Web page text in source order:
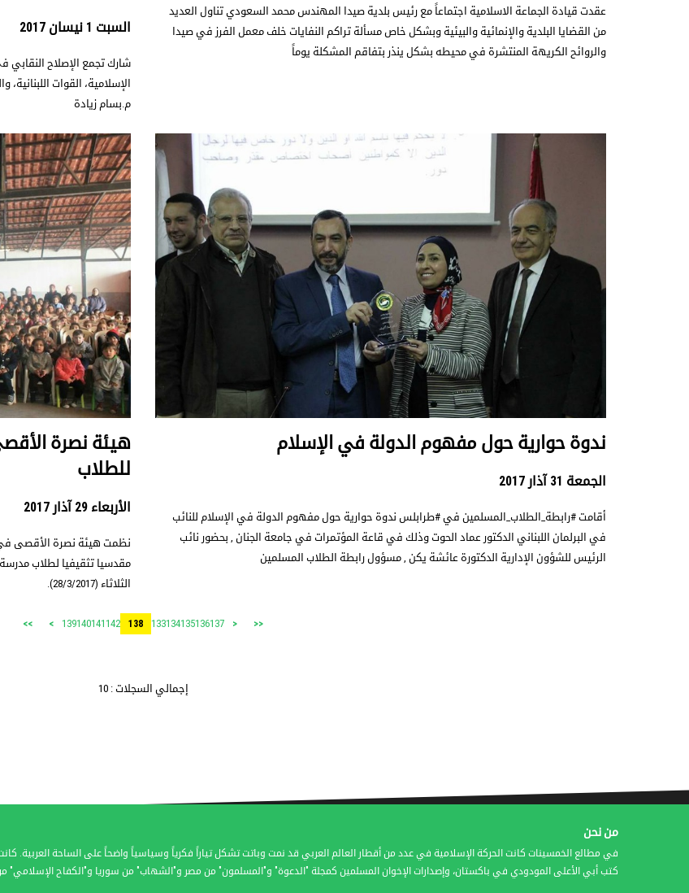
عقدت قيادة الجماعة الاسلامية اجتماعاً مع رئيس بلدية صيدا المهندس محمد السعودي تناول العديد
من القضايا البلدية والإنمائية والبيئية وبشكل خاص مسألة تراكم النفايات خلف معمل الفرز في صيدا
والروائح الكريهة المنتشرة في محيطه بشكل ينذر بتفاقم المشكلة يوماً
السبت 1 نيسان 2017
شارك تجمع الإصلاح النقابي
الإسلامية، القوات
م.بسام زيادة
ندوة حوارية حول مفهوم الدولة في الإسلام
الجمعة 31 آذار 2017
أقامت #رابطة_الطلاب_المسلمين في #طرابلس ندوة حوارية حول مفهوم الدولة في الإسلام للنائب
في البرلمان اللبناني الدكتور عماد الحوت وذلك في قاعة المؤتمرات في جامعة الجنان , بحضور نائب
الرئيس للشؤون الإدارية الدكتورة عائشة يكن , مسؤول رابطة الطلاب المسلمين
هيئة نصرة
للطلاب
الأربعاء 29 آذار 2017
نظمت هيئة نصرة الأقصى في
مقدسيا تثقيفيا لطلاب مدرسة
الثلاثاء (28/3/2017).
<<
<
133134135136137
138
139140141142
>
>>
إجمالي السجلات : 10
من نحن
في مطالع الخمسينات كانت الحركة الإسلامية في عدد من أقطار العالم العربي قد نمت وباتت تشكل تياراً فكرياً وسياسياً واضحاً على الساحة
كتب أبي الأعلى المودودي في باكستان، وإصدارات الإخوان المسلمين كمجلة "الدعوة" و"المسلمون" من مصر و"الشهاب" من سوريا و"الكفاح الإسلامي"